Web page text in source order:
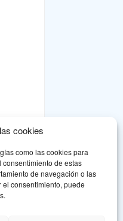
cookies
como las cookies para
de estas
de navegación o las
consentimiento, puede
la